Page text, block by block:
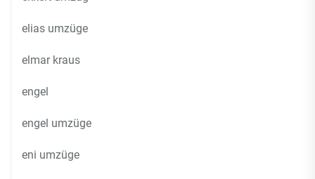
elias umzüge
elmar kraus
engel
engel umzüge
eni umzüge